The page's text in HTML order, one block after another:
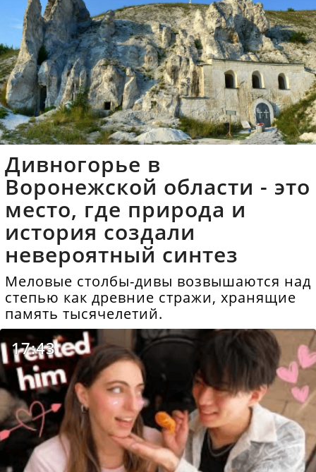
Дивногорье в
Воронежской области - это
место, где природа и
история создали
невероятный синтез
Меловые столбы-дивы возвышаются над
степью как древние стражи, хранящие
память тысячелетий.
17:43